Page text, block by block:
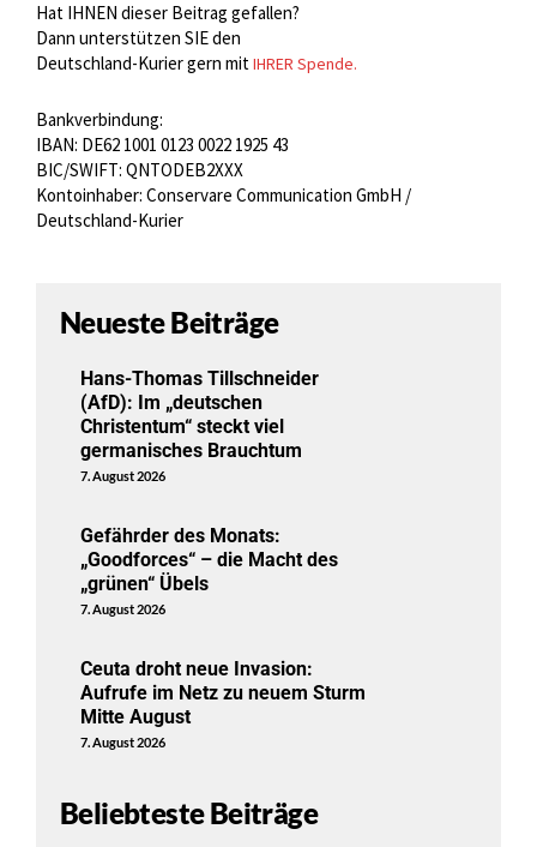
Hat IHNEN dieser Beitrag gefallen?
Dann unterstützen SIE den
Deutschland-Kurier gern mitIHRER Spende.
Bankverbindung:
IBAN: DE62 1001 0123 0022 1925 43
BIC/SWIFT: QNTODEB2XXX
Kontoinhaber: Conservare Communication GmbH /
Deutschland-Kurier
Neueste Beiträge
Hans-Thomas Tillschneider
(AfD): Im „deutschen
Christentum“ steckt viel
germanisches Brauchtum
7. August 2026
Gefährder des Monats:
„Goodforces“ – die Macht des
„grünen“ Übels
7. August 2026
Ceuta droht neue Invasion:
Aufrufe im Netz zu neuem Sturm
Mitte August
7. August 2026
Beliebteste Beiträge